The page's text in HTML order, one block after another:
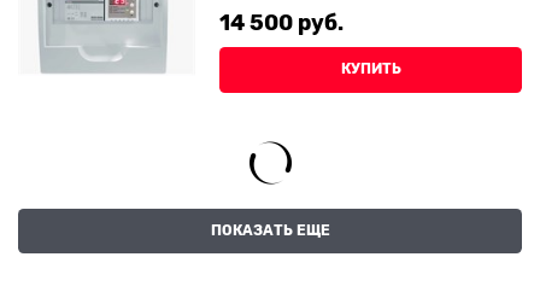
14 500 руб.
КУПИТЬ
ПОКАЗАТЬ ЕЩЕ